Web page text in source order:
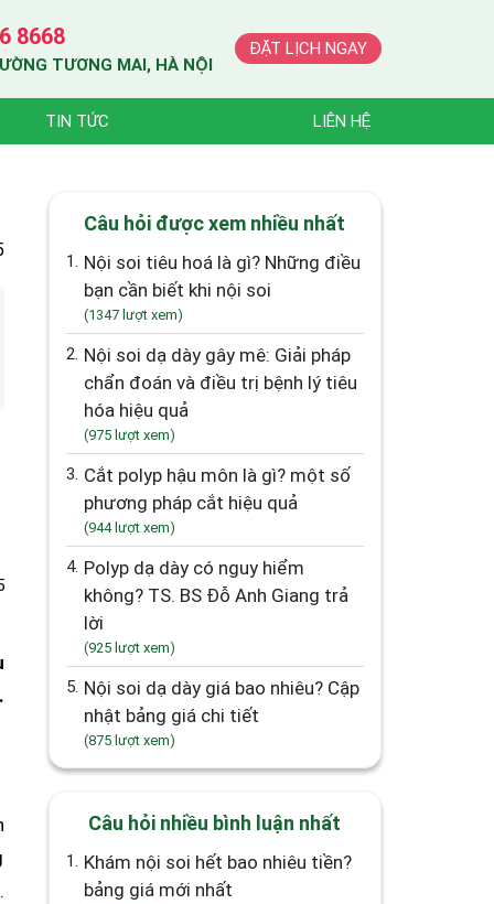
8668
TƯƠNG MAI, HÀ NỘI
ĐẶT LỊCH NGAY
TIN TỨC LIÊN HỆ
Câu hỏi được xem nhiều nhất
1. Nội soi tiêu hoá là gì? Những điều
bạn cần biết khi nội soi
(1347 lượt xem)
2. Nội soi dạ dày gây mê: Giải pháp
chẩn đoán và điều trị bệnh lý tiêu
hóa hiệu quả
(975 lượt xem)
3. Cắt polyp hậu môn là gì? một số
phương pháp cắt hiệu quả
(944 lượt xem)
4. Polyp dạ dày có nguy hiểm
không? TS. BS Đỗ Anh Giang trả
lời
(925 lượt xem)
5. Nội soi dạ dày giá bao nhiêu? Cập
nhật bảng giá chi tiết
(875 lượt xem)
Câu hỏi nhiều bình luận nhất
1. Khám nội soi hết bao nhiêu tiền?
bảng giá mới nhất